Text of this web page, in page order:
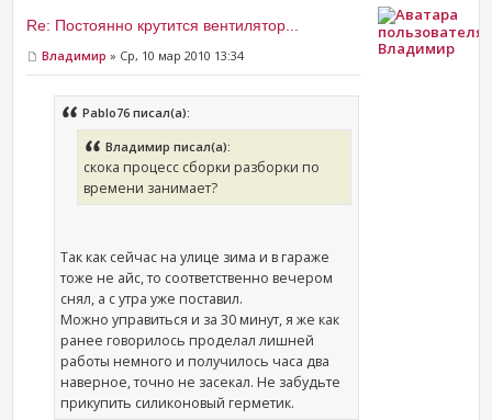
Re: Постоянно крутится вентилятор...
Владимир » Ср, 10 мар 2010 13:34
Pablo76 писал(а):
Владимир писал(а):
скока процесс сборки разборки по
времени занимает?
Так как сейчас на улице зима и в гараже
тоже не айс, то соответственно вечером
снял, а с утра уже поставил.
Можно управиться и за 30 минут, я же как
ранее говорилось проделал лишней
работы немного и получилось часа два
наверное, точно не засекал. Не забудьте
прикупить силиконовый герметик.
Владимир